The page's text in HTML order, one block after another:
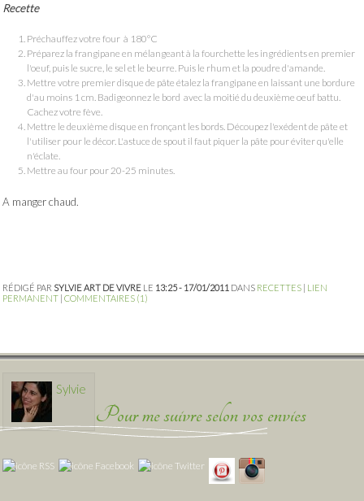
Recette
Préchauffez votre four à 180°C
Préparez la frangipane en mélangeant à la fourchette les ingrédients en premier
l'oeuf, puis le sucre, le sel et le beurre. Puis le rhum et la poudre d'amande.
Mettre votre premier disque de pâte étalez la frangipane en laissant une bordure
d'au moins 1 cm. Badigeonnez le bord avec la moitié du deuxième oeuf battu.
Cachez votre fève.
Mettre le deuxième disque en fronçant les bords. Découpez l'exédent de pâte et
l'utiliser pour le décor. L'astuce de spout il faut piquer la pâte pour éviter qu'elle
n'éclate.
Mettre au four pour 20-25 minutes.
A manger chaud.
RÉDIGÉ PAR SYLVIE ART DE VIVRE LE 13:25 - 17/01/2011 DANS RECETTES | LIEN
PERMANENT | COMMENTAIRES (1)
Sylvie
Pour me suivre selon vos envies